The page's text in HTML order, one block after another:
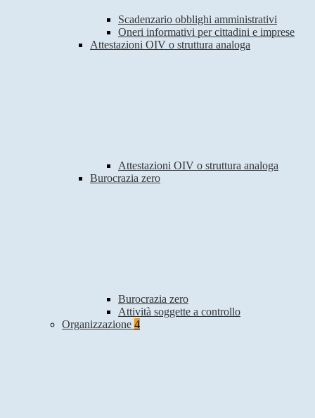
Scadenzario obblighi amministrativi
Oneri informativi per cittadini e imprese
Attestazioni OIV o struttura analoga
Attestazioni OIV o struttura analoga
Burocrazia zero
Burocrazia zero
Attività soggette a controllo
Organizzazione 4